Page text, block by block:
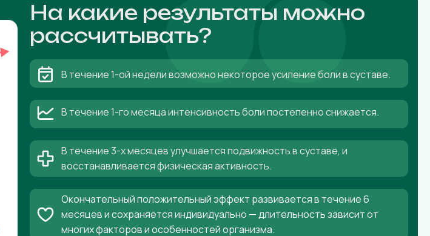
На какие результаты можно
рассчитывать?
В течение 1-ой недели возможно некоторое усиление боли в суставе.
В течение 1-го месяца интенсивность боли постепенно снижается.
В течение 3-х месяцев улучшается подвижность в суставе, и
восстанавливается физическая активность.
Окончательный положительный эффект развивается в течение 6
месяцев и сохраняется индивидуально — длительность зависит от
многих факторов и особенностей организма.